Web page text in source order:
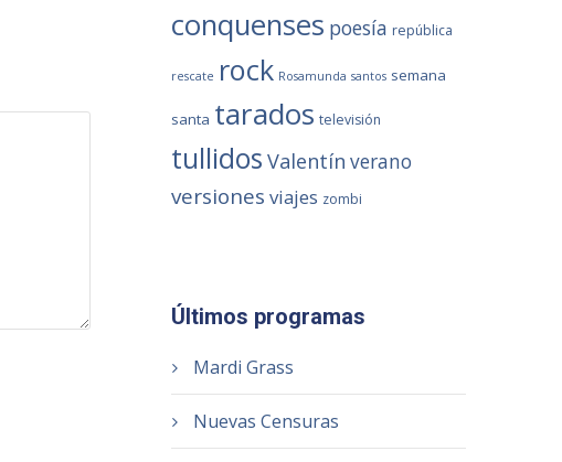
conquenses poesía república
rescate rock Rosamunda santos semana
santa tarados televisión
tullidos Valentín verano
versiones viajes zombi
Últimos programas
Mardi Grass
Nuevas Censuras